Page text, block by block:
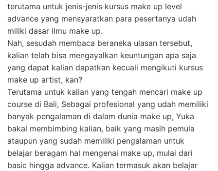
terutama untuk jenis-jenis kursus make up level
advance yang mensyaratkan para pesertanya udah
miliki dasar ilmu make up.
Nah, sesudah membaca beraneka ulasan tersebut,
kalian telah bisa mengayalkan keuntungan apa saja
yang dapat kalian dapatkan kecuali mengikuti kursus
make up artist, kan?
Terutama untuk kalian yang tengah mencari make up
course di Bali, Sebagai profesional yang udah memiliki
banyak pengalaman di dalam dunia make up, Yuka
bakal membimbing kalian, baik yang masih pemula
ataupun yang sudah memiliki pengalaman untuk
belajar beragam hal mengenai make up, mulai dari
basic hingga advance. Kalian termasuk akan belajar